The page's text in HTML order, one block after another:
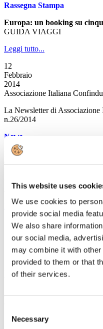
This website uses
We use cookies to
provide social media
We also share
our social media,
may combine it with
provided to them or that
of their services.
Selection
Necessary
Rassegna Stampa
Europa: un booking su
GUIDA VIAGGI
Leggi tutto...
12
Febbraio
2014
Associazione Italiana
La Newsletter di
n.26/2014
News
Moretti: "Due aeroporti
A cura di Confindustria
Leggi tutto...
2014
Astoi
ASTOI Confindustria Viaggi:
con misure ad hoc per il settore